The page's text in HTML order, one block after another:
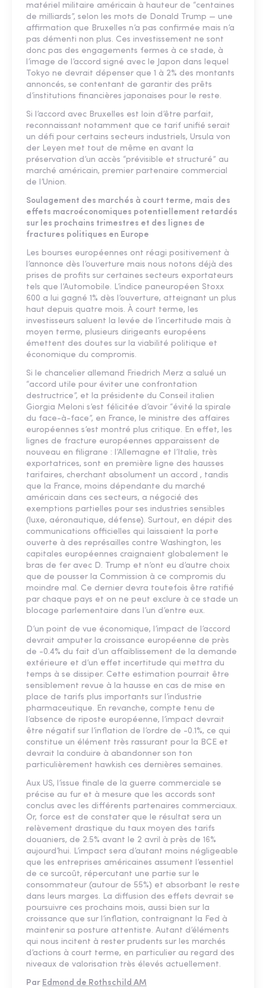
matériel militaire américain à hauteur de “centaines
de milliards”, selon les mots de Donald Trump — une
affirmation que Bruxelles n’a pas confirmée mais n’a
pas démenti non plus. Ces investissement ne sont
donc pas des engagements fermes à ce stade, à
l’image de l’accord signé avec le Japon dans lequel
Tokyo ne devrait dépenser que 1 à 2% des montants
annoncés, se contentant de garantir des prêts
d’institutions financières japonaises pour le reste.
Si l’accord avec Bruxelles est loin d’être parfait,
reconnaissant notamment que ce tarif unifié serait
un défi pour certains secteurs industriels, Ursula von
der Leyen met tout de même en avant la
préservation d’un accès “prévisible et structuré” au
marché américain, premier partenaire commercial
de l’Union.
Soulagement des marchés à court terme, mais des
effets macroéconomiques potentiellement retardés
sur les prochains trimestres et des lignes de
fractures politiques en Europe
Les bourses européennes ont réagi positivement à
l’annonce dès l’ouverture mais nous notons déjà des
prises de profits sur certaines secteurs exportateurs
tels que l’Automobile. L’indice paneuropéen Stoxx
600 a lui gagné 1% dès l’ouverture, atteignant un plus
haut depuis quatre mois. À court terme, les
investisseurs saluent la levée de l’incertitude mais à
moyen terme, plusieurs dirigeants européens
émettent des doutes sur la viabilité politique et
économique du compromis.
Si le chancelier allemand Friedrich Merz a salué un
“accord utile pour éviter une confrontation
destructrice”, et la présidente du Conseil italien
Giorgia Meloni s’est félicitée d’avoir “évité la spirale
du face-à-face”, en France, le ministre des affaires
européennes s’est montré plus critique. En effet, les
lignes de fracture européennes apparaissent de
nouveau en filigrane : l’Allemagne et l’Italie, très
exportatrices, sont en première ligne des hausses
tarifaires, cherchant absolument un accord , tandis
que la France, moins dépendante du marché
américain dans ces secteurs, a négocié des
exemptions partielles pour ses industries sensibles
(luxe, aéronautique, défense). Surtout, en dépit des
communications officielles qui laissaient la porte
ouverte à des représailles contre Washington, les
capitales européennes craignaient globalement le
bras de fer avec D. Trump et n’ont eu d’autre choix
que de pousser la Commission à ce compromis du
moindre mal. Ce dernier devra toutefois être ratifié
par chaque pays et on ne peut exclure à ce stade un
blocage parlementaire dans l’un d’entre eux.
D’un point de vue économique, l’impact de l’accord
devrait amputer la croissance européenne de près
de -0.4% du fait d’un affaiblissement de la demande
extérieure et d’un effet incertitude qui mettra du
temps à se dissiper. Cette estimation pourrait être
sensiblement revue à la hausse en cas de mise en
place de tarifs plus importants sur l’industrie
pharmaceutique. En revanche, compte tenu de
l’absence de riposte européenne, l’impact devrait
être négatif sur l’inflation de l’ordre de -0.1%, ce qui
constitue un élément très rassurant pour la BCE et
devrait la conduire à abandonner son ton
particulièrement hawkish ces dernières semaines.
Aux US, l’issue finale de la guerre commerciale se
précise au fur et à mesure que les accords sont
conclus avec les différents partenaires commerciaux.
Or, force est de constater que le résultat sera un
relèvement drastique du taux moyen des tarifs
douaniers, de 2.5% avant le 2 avril à près de 16%
aujourd’hui. L’impact sera d’autant moins négligeable
que les entreprises américaines assument l’essentiel
de ce surcoût, répercutant une partie sur le
consommateur (autour de 55%) et absorbant le reste
dans leurs marges. La diffusion des effets devrait se
poursuivre ces prochains mois, aussi bien sur la
croissance que sur l’inflation, contraignant la Fed à
maintenir sa posture attentiste. Autant d’éléments
qui nous incitent à rester prudents sur les marchés
d’actions à court terme, en particulier au regard des
niveaux de valorisation très élevés actuellement.
Par Edmond de Rothschild AM